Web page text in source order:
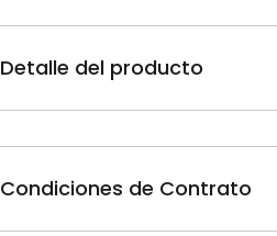
Detalle del producto
Condiciones de Contrato